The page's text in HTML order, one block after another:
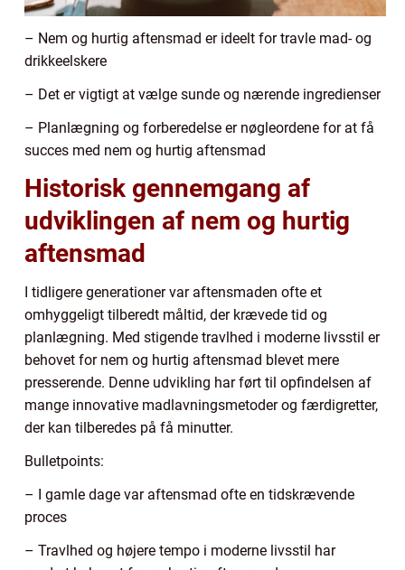
– Nem og hurtig aftensmad er ideelt for travle mad- og
drikkeelskere
– Det er vigtigt at vælge sunde og nærende ingredienser
– Planlægning og forberedelse er nøgleordene for at få
succes med nem og hurtig aftensmad
Historisk gennemgang af
udviklingen af nem og hurtig
aftensmad
I tidligere generationer var aftensmaden ofte et
omhyggeligt tilberedt måltid, der krævede tid og
planlægning. Med stigende travlhed i moderne livsstil er
behovet for nem og hurtig aftensmad blevet mere
presserende. Denne udvikling har ført til opfindelsen af
mange innovative madlavningsmetoder og færdigretter,
der kan tilberedes på få minutter.
Bulletpoints:
– I gamle dage var aftensmad ofte en tidskrævende
proces
– Travlhed og højere tempo i moderne livsstil har